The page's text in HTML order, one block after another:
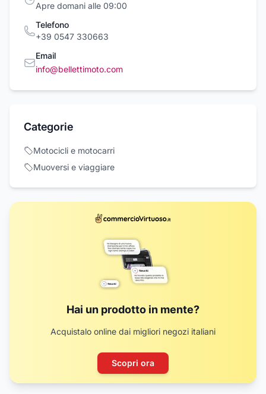
Apre domani alle 09:00
Telefono
+39 0547 330663
Email
info@bellettimoto.com
Categorie
Motocicli e motocarri
Muoversi e viaggiare
Hai un prodotto in mente?
Acquistalo online dai migliori negozi italiani
Scopri ora